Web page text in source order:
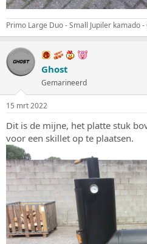
Primo Large Duo - Small Jupiler kamado
Ghost
Gemarineerd
15 mrt 2022
Dit is de mijne, het platte stuk
voor een skillet op te plaatsen.